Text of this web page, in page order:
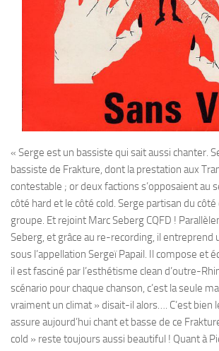
« Serge est un bassiste qui sait aussi chanter.
bassiste de Frakture, dont la prestation aux
contestable ; or deux factions s’opposaient au
côté hard et le côté cold. Serge partisan du
groupe. Et rejoint Marc Seberg CQFD !
Seberg, et grâce au re-recording, il entreprend
sous l’appellation Sergeï Papail. Il compose et
il est fasciné par l’esthétisme clean d’outre-
scénario pour chaque chanson, c’est la seule
vraiment un climat » disait-il alors…. C’est bien
assure aujourd’hui chant et basse de ce
cold » reste toujours aussi beautiful ! Quant à